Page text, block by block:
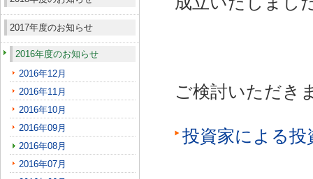
2017年度のお知らせ
2016年度のお知らせ
2016年12月
2016年11月
2016年10月
2016年09月
2016年08月
2016年07月
ご検討いただき
投資家による